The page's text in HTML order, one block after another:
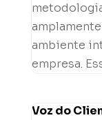
ambiente
empresa.
Voz do